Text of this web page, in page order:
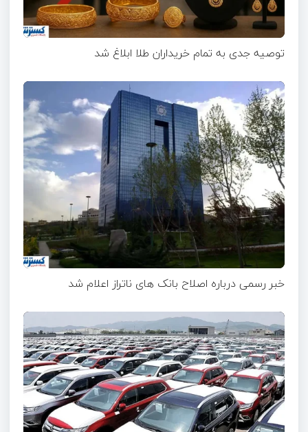
توصیه جدی به تمام خریداران طلا ابلاغ شد
خبر رسمی درباره اصلاح بانک های ناتراز اعلام شد